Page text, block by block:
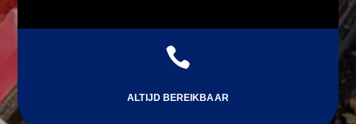

ALTIJD BEREIKBAAR